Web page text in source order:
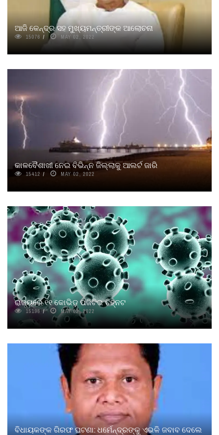
ଆଜି କେନ୍ଦ୍ର ସହ ମୁଖ୍ୟମନ୍ତ୍ରୀଙ୍କ ଆଲୋଚନା
15076 MAY 02, 2022
କାଳବୈଶାଖୀ ନେଇ ବିଭିନ୍ନ ଜିଲ୍ଲାକୁ ଆଲର୍ଟ ଜାରି
15412 MAY 02, 2022
ରାଜ୍ୟରେ ୧୧ କୋଭିଡ଼ ପଜିଟିଭ ଚିହ୍ନଟ
15196 MAY 02, 2022
ବିଧାୟକଙ୍କ ଗିରଫ ଘଟଣା: ଧର୍ମେନ୍ଦ୍ରଙ୍କୁ ଏଭଳି ଜବାବ ଦେଲେ